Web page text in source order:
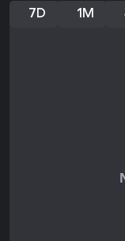
emoción y estética,
valiosa.
7D 1M